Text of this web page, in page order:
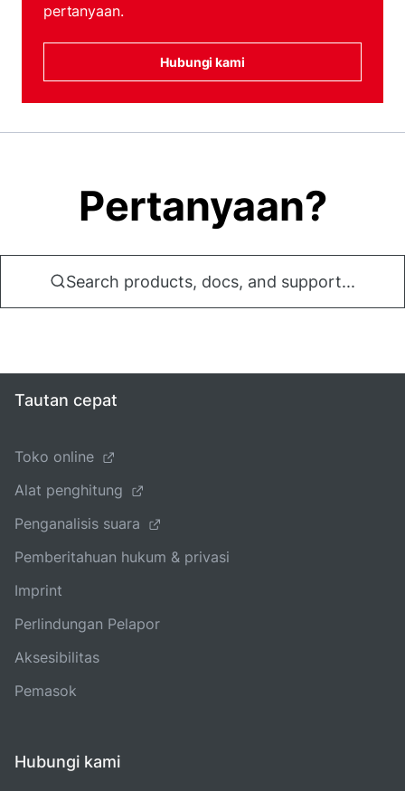
pertanyaan.
Hubungi kami
Pertanyaan?
Search products, docs, and support...
Tautan cepat
Toko online
Alat penghitung
Penganalisis suara
Pemberitahuan hukum & privasi
Imprint
Perlindungan Pelapor
Aksesibilitas
Pemasok
Hubungi kami